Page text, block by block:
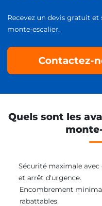
Recevez un devis gratuit
monte-escalier.
Contactez-
Quels sont les
Sécurité maximale
et arrêt d'urgence.
Encombrement
rabattables.